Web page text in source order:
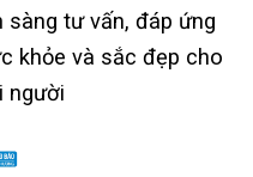
sàng tư vấn, đáp ứng
khỏe và sắc đẹp cho
người